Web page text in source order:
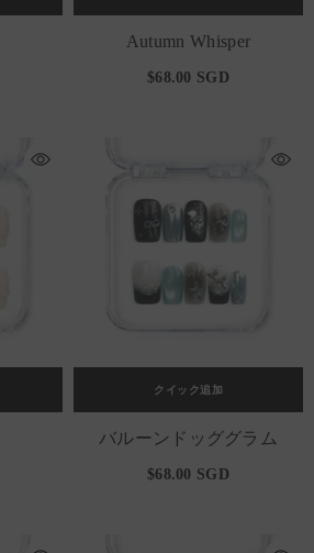
Autumn Whisper
$68.00 SGD
クイック追加
バルーンドッググラム
$68.00 SGD